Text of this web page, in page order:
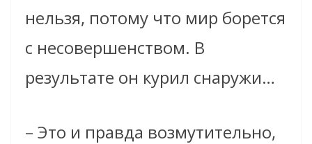
нельзя, потому что мир борется
с несовершенством. В
результате он курил снаружи…
– Это и правда возмутительно,